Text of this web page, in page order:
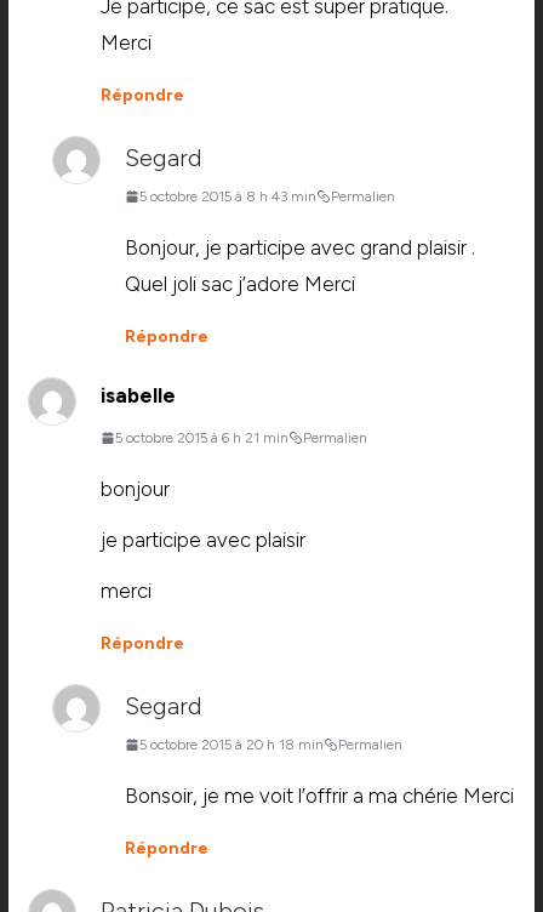
Je participe, ce sac est super pratique.
Merci
Répondre
Segard
5 octobre 2015 à 8 h 43 min Permalien
Bonjour, je participe avec grand plaisir .
Quel joli sac j’adore Merci
Répondre
isabelle
5 octobre 2015 à 6 h 21 min Permalien
bonjour
je participe avec plaisir
merci
Répondre
Segard
5 octobre 2015 à 20 h 18 min Permalien
Bonsoir, je me voit l’offrir a ma chérie Merci
Répondre